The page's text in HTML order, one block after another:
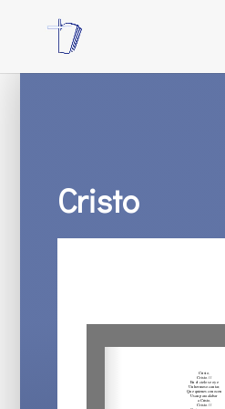
Cristo